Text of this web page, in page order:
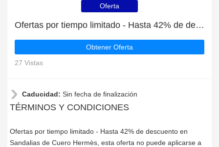
Oferta
Ofertas por tiempo limitado - Hasta 42% de descuento en Sandalias de Cuero Hermès
Obtener Oferta
27 Vistas
Caducidad: Sin fecha de finalización
TÉRMINOS Y CONDICIONES
Ofertas por tiempo limitado - Hasta 42% de descuento en
Sandalias de Cuero Hermès, esta oferta no puede aplicarse a